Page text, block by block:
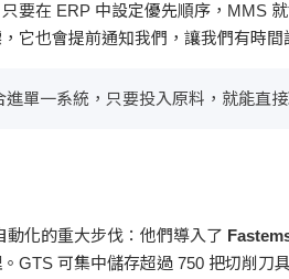
要在 ERP 中設定優先順序，MMS
它也會提前通知我們，讓我們有時間
進單一系統，只要投入原料，就能直
化的重大步伐：他們導入了
GTS 可集中儲存超過 750 把切削刀